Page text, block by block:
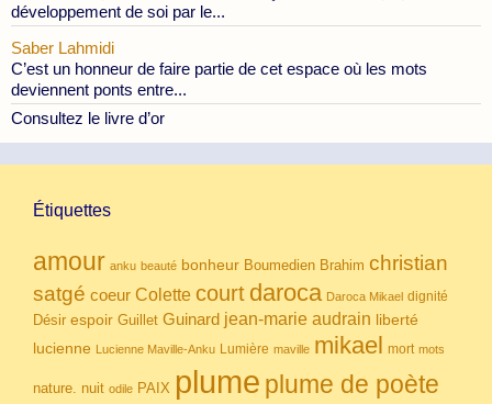
développement de soi par le...
Saber Lahmidi
C’est un honneur de faire partie de cet espace où les mots
deviennent ponts entre...
Consultez le livre d’or
Étiquettes
amour anku beauté bonheur Boumedien Brahim christian
satgé coeur Colette court daroca Daroca Mikael dignité
Désir espoir Guillet Guinard jean-marie audrain liberté
lucienne Lucienne Maville-Anku Lumière maville mikael mort mots
nature. nuit odile PAIX plume plume de poète